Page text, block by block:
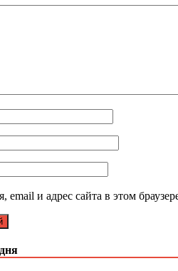
email и адрес сайта в этом